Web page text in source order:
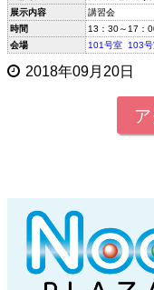
展示内容
講習会
時間
13：30～17：
会場
101号室 103
2018年09月20日